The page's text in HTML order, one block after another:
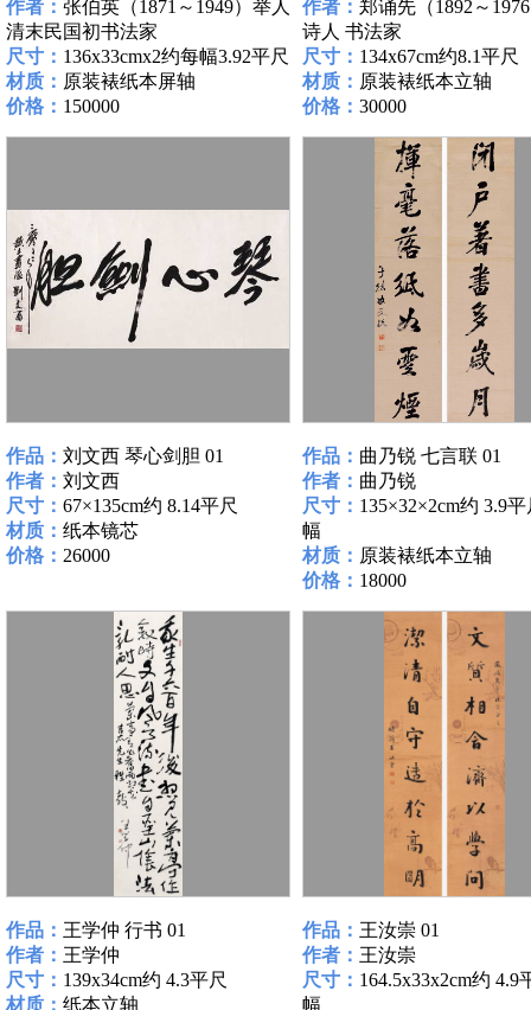
作者： 张伯英（1871～1949）举人
清末民国初书法家
尺寸： 136x33cmx2约每幅3.92平尺
材质： 原装裱纸本屏轴
价格： 150000
作者： 郑诵先（1892～
诗人 书法家
尺寸： 134x67cm约8.1平尺
材质： 原装裱纸本立轴
价格： 30000
作品： 刘文西 琴心剑胆 01
作者： 刘文西
尺寸： 67×135cm约 8.14平尺
材质： 纸本镜芯
价格： 26000
作品： 曲乃锐 七言联 01
作者： 曲乃锐
尺寸： 135×32×2cm约 3.9
幅
材质： 原装裱纸本立轴
价格： 18000
作品： 王学仲 行书 01
作者： 王学仲
尺寸： 139x34cm约 4.3平尺
材质： 纸本立轴
作品： 王汝崇 01
作者： 王汝崇
尺寸： 164.5x33x2cm约 4.9
幅